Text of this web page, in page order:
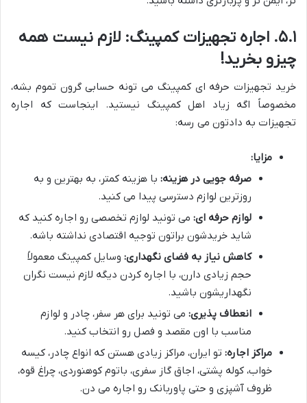
۵.۱. اجاره تجهیزات کمپینگ: لازم نیست همه
چیزو بخرید!
خرید تجهیزات حرفه ای کمپینگ می تونه حسابی گرون تموم بشه،
مخصوصاً اگه زیاد اهل کمپینگ نیستید. اینجاست که اجاره
تجهیزات به دادتون می رسه:
مزایا:
صرفه جویی در هزینه: با هزینه کمتر، به بهترین و به
روزترین لوازم دسترسی پیدا می کنید.
لوازم حرفه ای: می تونید لوازم تخصصی رو اجاره کنید که
شاید خریدشون براتون توجیه اقتصادی نداشته باشه.
کاهش نیاز به فضای نگهداری: وسایل کمپینگ معمولاً
حجم زیادی دارن، با اجاره کردن دیگه لازم نیست نگران
نگهداریشون باشید.
انعطاف پذیری: می تونید برای هر سفر، چادر و لوازم
مناسب با اون مقصد و فصل رو انتخاب کنید.
مراکز اجاره: تو ایران، مراکز زیادی هستن که انواع چادر، کیسه
خواب، کوله پشتی، اجاق گاز سفری، باتوم کوهنوردی، چراغ قوه،
ظروف آشپزی و حتی پاوربانک رو اجاره می دن.